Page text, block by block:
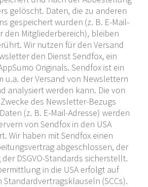
gelöscht. Daten, die zu anderen
gespeichert wurden (z. B. E-Mail-
den Mitgliederbereich), bleiben
Wir nutzen für den Versand
den Dienst Sendfox, ein
Originals. Sendfox ist ein
u.a. der Versand von Newslettern
analysiert werden kann. Die von
des Newsletter-Bezugs
(z. B. E-Mail-Adresse) werden
von Sendfox in den USA
Wir haben mit Sendfox einen
abgeschlossen, der
DSGVO-Standards sicherstellt.
in die USA erfolgt auf
Standardvertragsklauseln (SCCs).